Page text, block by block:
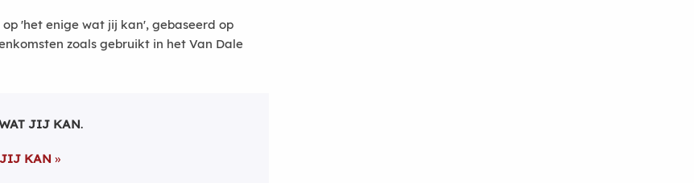
'het enige wat jij kan', gebaseerd op
zoals gebruikt in het Van Dale
JIJ KAN.
JIJ KAN